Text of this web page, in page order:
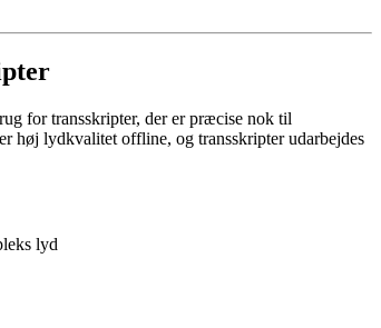
for transskripter, der er præcise nok til
høj lydkvalitet offline, og transskripter udarbejdes
lyd